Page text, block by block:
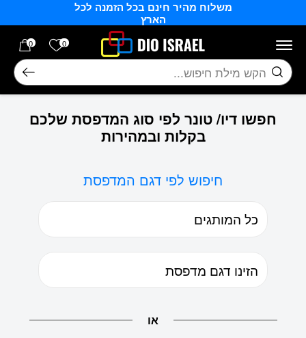
משלוח מהיר חינם בכל הזמנה לכל
הארץ
0 הרשימה
0
חיפוש
חפשו דיו/ טונר לפי סוג המדפסת שלכם
בקלות ובמהירות
חיפוש לפי דגם המדפסת
או